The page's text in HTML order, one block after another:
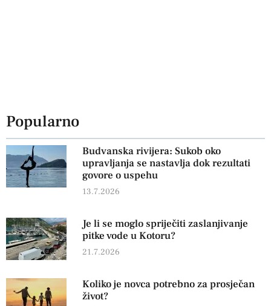
Popularno
Budvanska rivijera: Sukob oko
upravljanja se nastavlja dok rezultati
govore o uspehu
13.7.2026
Je li se moglo spriječiti zaslanjivanje
pitke vode u Kotoru?
21.7.2026
Koliko je novca potrebno za prosječan
život?